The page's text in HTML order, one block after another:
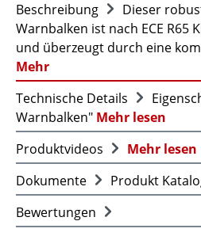
Beschreibung
Dieser
Warnbalken ist nach ECE R65
und überzeugt durch eine
Mehr
Technische Details
Warnbalken" Mehr lesen
Produktvideos
Mehr lesen
Dokumente
Produkt
Bewertungen